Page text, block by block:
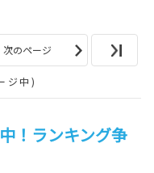
次のページ
ジ中)
！ランキング争